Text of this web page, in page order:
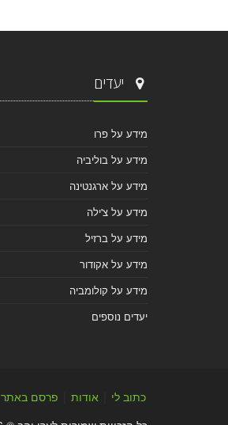
יעדים
מידע על פרו
מידע על בוליביה
מידע על ארגנטינה
מידע על צ'ילה
מידע על ברזיל
מידע על אקודור
מידע על קולומביה
יעדים נוספים
כתוב לי אודות פרסם באתר